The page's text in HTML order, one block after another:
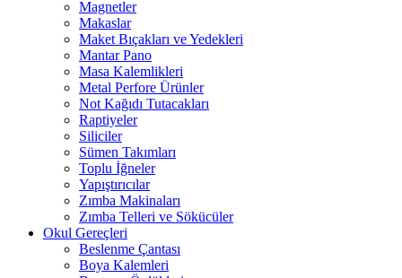
Magnetler
Makaslar
Maket Bıçakları ve Yedekleri
Mantar Pano
Masa Kalemlikleri
Metal Perfore Ürünler
Not Kağıdı Tutacakları
Raptiyeler
Siliciler
Sümen Takımları
Toplu İğneler
Yapıştırıcılar
Zımba Makinaları
Zımba Telleri ve Sökücüler
Okul Gereçleri
Beslenme Çantası
Boya Kalemleri